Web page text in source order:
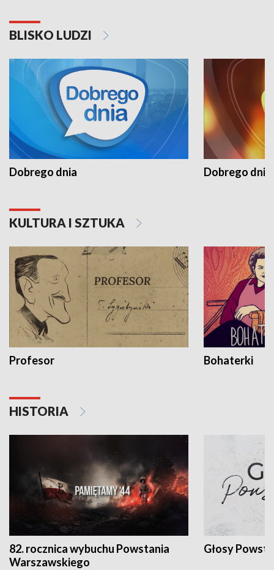
BLISKO LUDZI
Dobrego dnia Dobrego dnia
KULTURA I SZTUKA
Profesor Bohaterki
HISTORIA
82. rocznica wybuchu Powstania
Warszawskiego
Głosy